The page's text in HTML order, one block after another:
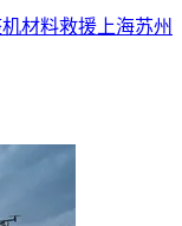
材料救援 上海苏州